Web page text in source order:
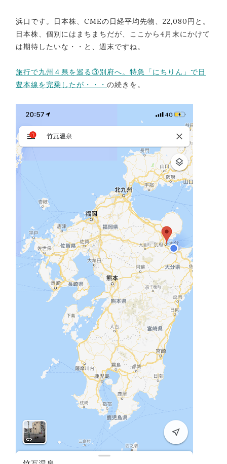
浜口です。日本株、CMEの日経平均先物、22,080円と。
日本株、個別にはまちまちだが、ここから4月末にかけて
は期待したいな・・と、週末ですね。
旅行で九州４県を巡る③別府へ。特急「にちりん」で日
豊本線を完乗したが・・・ の続きを。